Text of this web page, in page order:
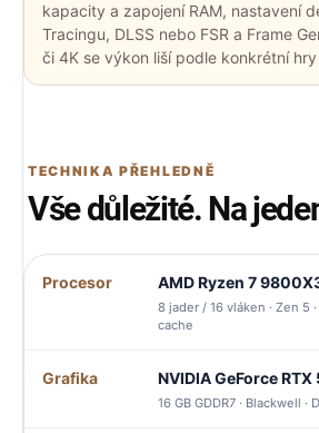
kapacity a zapojení RAM, nastavení
Tracingu, DLSS nebo FSR a Frame
či 4K se výkon liší podle konkrétní
TECHNIKA PŘEHLEDNĚ
Vše důležité. Na
Procesor AMD Ryzen 7
8 jader / 16 vláken · Zen 5
cache
Grafika NVIDIA GeForce
16 GB GDDR7 · Blackwell ·